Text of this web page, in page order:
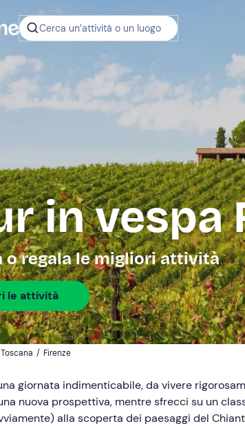
Cerca un’attività o un luogo
in vespa
o regala le migliori attività
le attività
Toscana / Firenze
giornata indimenticabile, da vivere
nuova prospettiva, mentre sfrecci su un
alla scoperta dei paesaggi del